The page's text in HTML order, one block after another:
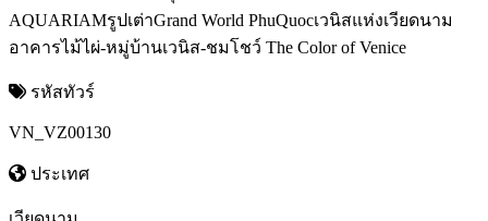
AQUARIAMรูปเต่าGrand World PhuQuocเวนิสแห่งเวียดนาม
อาคารไม้ไผ่-หมู่บ้านเวนิส-ชมโชว์ The Color of Venice
รหัสทัวร์
VN_VZ00130
ประเทศ